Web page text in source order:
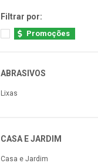
Filtrar por:
Promoções
ABRASIVOS
Lixas
CASA E JARDIM
Casa e Jardim